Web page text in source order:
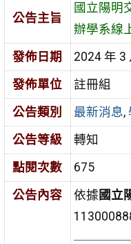
公告主旨
國立陽明
辦學系線
發佈日期
2024 年 3
發佈單位
註冊組
公告類別
最新消息,
公告等級
轉知
點閱次數
675
公告內容
依據 國立